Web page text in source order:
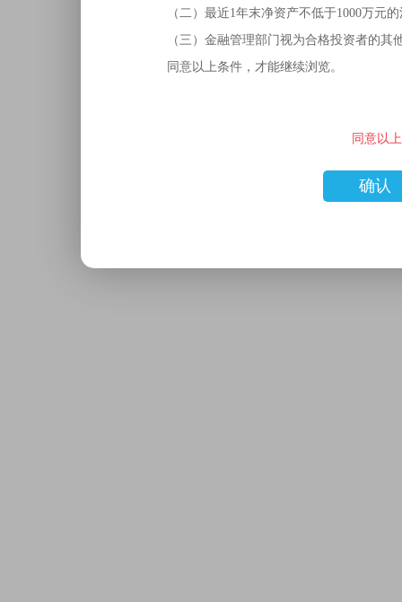
（二）最近1年末净资产不低于1000万元
（三）金融管理部门视为合格投资者的其
同意以上条件，才能继续浏览。
同意以
确认